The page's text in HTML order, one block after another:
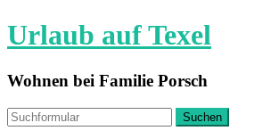
Urlaub auf Texel
Wohnen bei Familie Porsch